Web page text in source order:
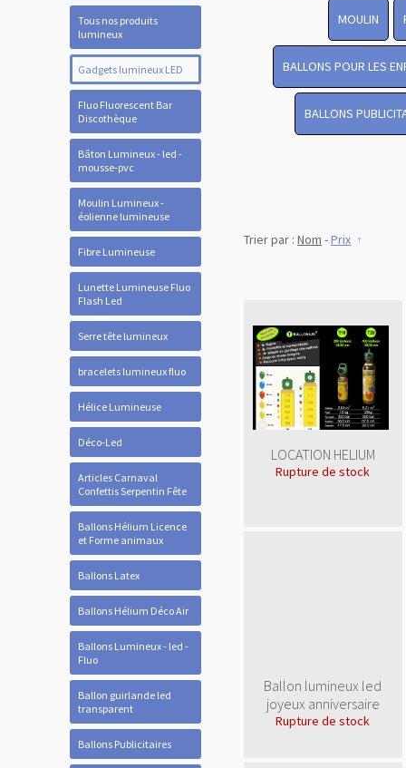
Tous nos produits
lumineux
Gadgets lumineux LED
Fluo Fluorescent Bar
Discothèque
Bâton Lumineux - led -
mousse-pvc
Moulin Lumineux -
éolienne lumineuse
Fibre Lumineuse
Lunette Lumineuse Fluo
Flash Led
Serre tête lumineux
bracelets lumineux fluo
Hélice Lumineuse
Déco-Led
Articles Carnaval
Confettis Serpentin Fête
Ballons Hélium Licence
et Forme animaux
Ballons Latex
Ballons Hélium Déco Air
Ballons Lumineux - led -
Fluo
Ballon guirlande led
transparent
Ballons Publicitaires
MOULIN
BALLONS POUR LES
BALLONS
Trier par : Nom -Prix
LOCATION HELIUM
Rupture de stock
Ballon lumineux led
joyeux anniversaire
Rupture de stock